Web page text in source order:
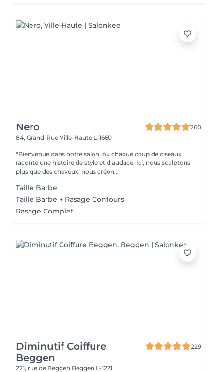
Nero
260
84, Grand-Rue Ville-Haute L-1660
"Bienvenue dans notre salon, où chaque coup de ciseaux
raconte une histoire de style et d'audace. Ici, nous sculptons
plus que des cheveux, nous créon...
Taille Barbe
Taille Barbe + Rasage Contours
Rasage Complet
Diminutif Coiffure
Beggen
229
221, rue de Beggen Beggen L-1221